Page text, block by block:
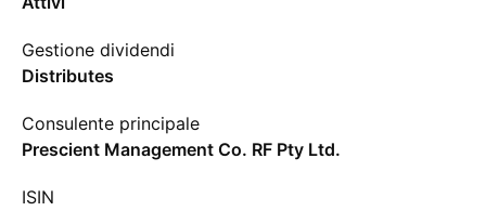
Gestione dividendi
Distributes
Consulente principale
Prescient Management Co. RF Pty Ltd.
ISIN